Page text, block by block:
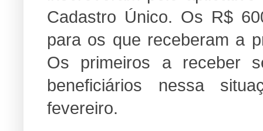
Cadastro Único. Os R$
para os que receberam a
Os primeiros a receber
beneficiários nessa
fevereiro.